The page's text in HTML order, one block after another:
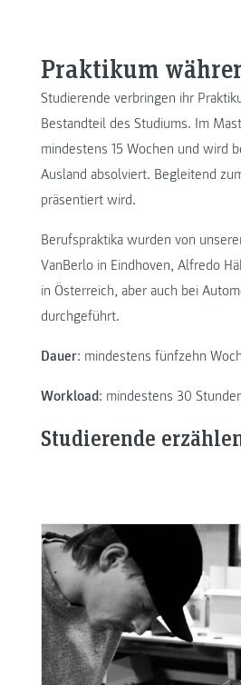
Praktikum
Studierende verbringen ihr
Bestandteil des Studiums. Im
mindestens 15 Wochen und wird
Ausland absolviert. Begleitend
präsentiert wird.
Berufspraktika wurden von
VanBerlo in Eindhoven, Alfredo
in Österreich, aber auch bei
durchgeführt.
Dauer: mindestens fünfzehn
Workload: mindestens 30
Studierende